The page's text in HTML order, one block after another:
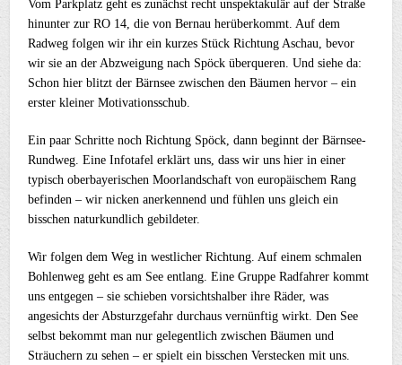
Vom Parkplatz geht es zunächst recht unspektakulär auf der Straße
hinunter zur RO 14, die von Bernau herüberkommt. Auf dem
Radweg folgen wir ihr ein kurzes Stück Richtung Aschau, bevor
wir sie an der Abzweigung nach Spöck überqueren. Und siehe da:
Schon hier blitzt der Bärnsee zwischen den Bäumen hervor – ein
erster kleiner Motivationsschub.
Ein paar Schritte noch Richtung Spöck, dann beginnt der Bärnsee-
Rundweg. Eine Infotafel erklärt uns, dass wir uns hier in einer
typisch oberbayerischen Moorlandschaft von europäischem Rang
befinden – wir nicken anerkennend und fühlen uns gleich ein
bisschen naturkundlich gebildeter.
Wir folgen dem Weg in westlicher Richtung. Auf einem schmalen
Bohlenweg geht es am See entlang. Eine Gruppe Radfahrer kommt
uns entgegen – sie schieben vorsichtshalber ihre Räder, was
angesichts der Absturzgefahr durchaus vernünftig wirkt. Den See
selbst bekommt man nur gelegentlich zwischen Bäumen und
Sträuchern zu sehen – er spielt ein bisschen Verstecken mit uns.